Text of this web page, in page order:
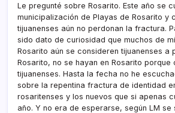
Le pregunté sobre Rosarito. Este año se
municipalización de Playas de Rosarito y
tijuanenses aún no perdonan la fractura.
sido dato de curiosidad que muchos de
Rosarito aún se consideren tijuanenses a
Rosarito, no se hayan en Rosarito
tijuanenses. Hasta la fecha no he
sobre la repentina fractura de identidad
rosaritenses y los nuevos que si apenas
año. Y no era de esperarse, según LM se